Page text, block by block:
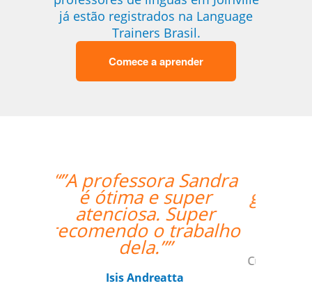
já estão registrados na Language
Trainers Brasil.
Comece a aprender
“”My teacher is very
good and I had a great
week with her!””
Mustafa Hussain
Curso de Português em São Jose dos
Campos